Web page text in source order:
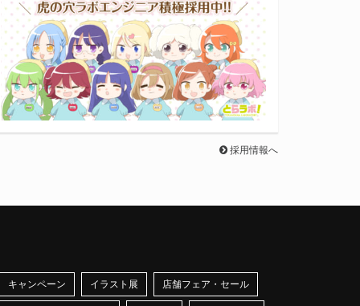
採用情報へ
キャンペーン イラスト展 店舗フェア・セール